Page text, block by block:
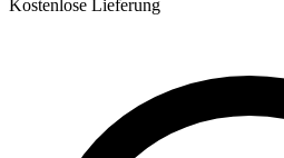
Kostenlose Lieferung